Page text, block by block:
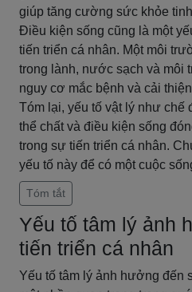
giúp tăng cường sức khỏe
Điều kiện sống cũng là một
tiến triển cá nhân. Một môi
trong lành, nước sạch và môi
nguy cơ mắc bệnh và cải
Tóm lại, yếu tố vật lý như chế
thể chất và điều kiện sống
trong sự tiến triển cá nhân.
yếu tố này để có một cuộc
Tóm tắt
Yếu tố tâm lý ảnh
tiến triển cá nhân
Yếu tố tâm lý ảnh hưởng đến